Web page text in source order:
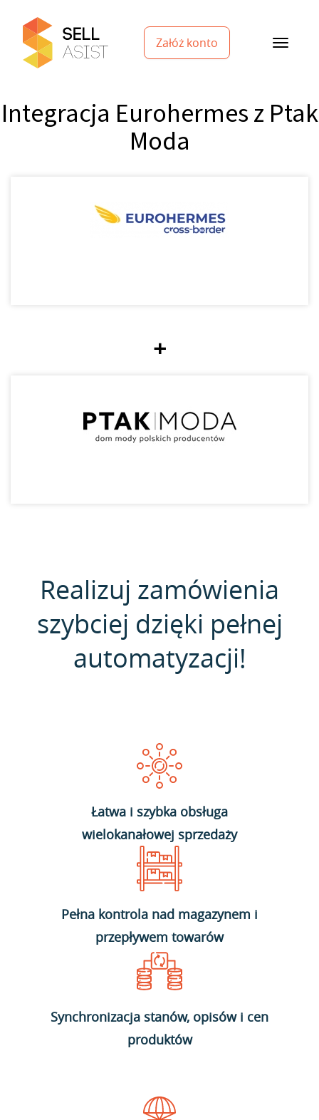
Załóż konto
Integracja Eurohermes z Ptak
Moda
+
Realizuj zamówienia
szybciej dzięki pełnej
automatyzacji!
Łatwa i szybka obsługa
wielokanałowej sprzedaży
Pełna kontrola nad magazynem i
przepływem towarów
Synchronizacja stanów, opisów i cen
produktów